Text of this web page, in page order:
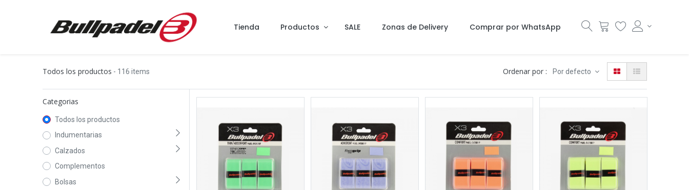
Tienda Productos SALE Zonas de Delivery Comprar por WhatsApp
Todos los productos - 116 items Ordenar por : Por defecto
Categorias
Todos los productos
Indumentarias
Calzados
Complementos
Bolsas